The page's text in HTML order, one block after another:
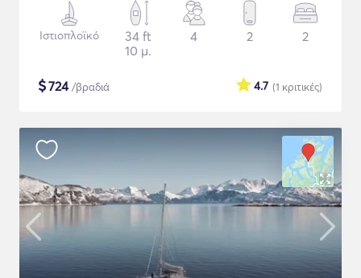
Ιστιοπλοϊκό
34 ft
10 μ.
4 2 2
$724/βραδιά (1 κριτικές)
4.7